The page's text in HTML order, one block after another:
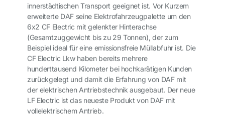
innerstädtischen Transport geeignet ist. Vor Kurzem
erweiterte DAF seine Elektrofahrzeugpalette um den
6x2 CF Electric mit gelenkter Hinterachse
(Gesamtzuggewicht bis zu 29 Tonnen), der zum
Beispiel ideal für eine emissionsfreie Müllabfuhr ist. Die
CF Electric Lkw haben bereits mehrere
hunderttausend Kilometer bei hochkarätigen Kunden
zurückgelegt und damit die Erfahrung von DAF mit
der elektrischen Antriebstechnik ausgebaut. Der neue
LF Electric ist das neueste Produkt von DAF mit
vollelektrischem Antrieb.